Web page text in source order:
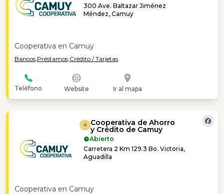
300 Ave. Baltazar Jiménez
Méndez, Camuy
Cooperativa en Camuy
Bancos, Préstamos, Crédito / Tarjetas
Teléfono Website Ir al mapa
4 Cooperativa de Ahorro
y Crédito de Camuy
Abierto
Carretera 2 Km 129.3 Bo. Victoria,
Aguadilla
Cooperativa en Camuy